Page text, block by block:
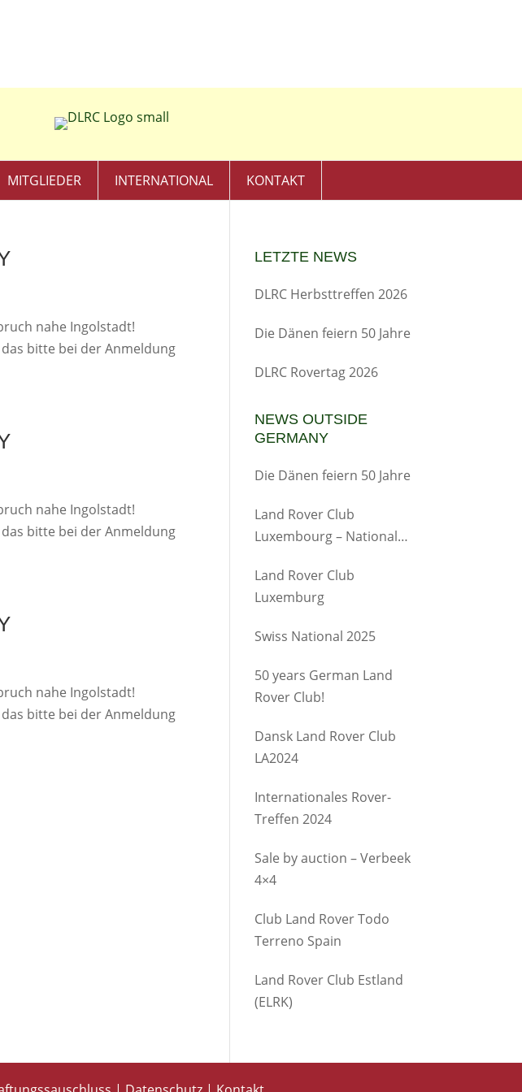
MITGLIEDER INTERNATIONAL KONTAKT
nahe Ingolstadt!
bitte bei der Anmeldung
nahe Ingolstadt!
bitte bei der Anmeldung
nahe Ingolstadt!
bitte bei der Anmeldung
LETZTE NEWS
DLRC Herbsttreffen 2026
Die Dänen feiern 50 Jahre
DLRC Rovertag 2026
NEWS OUTSIDE
GERMANY
Die Dänen feiern 50 Jahre
Land Rover Club
Luxembourg – Nationales
Land Rover Club
Luxemburg
Swiss National 2025
50 years German Land
Rover Club!
Dansk Land Rover Club
LA2024
Internationales Rover-
Treffen 2024
Sale by auction – Verbeek
4×4
Club Land Rover Todo
Terreno Spain
Land Rover Club Estland
(ELRK)